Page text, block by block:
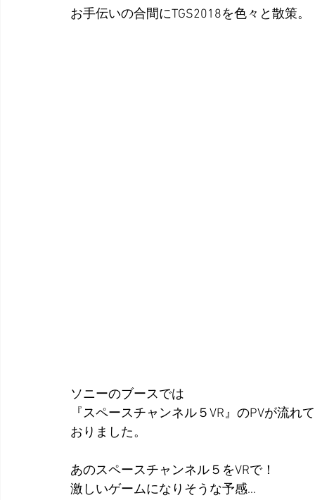
お手伝いの合間にTGS2018を色々と散策。
ソニーのブースでは
『スペースチャンネル５VR』のPVが流れて
おりました。
あのスペースチャンネル５をVRで！
激しいゲームになりそうな予感…